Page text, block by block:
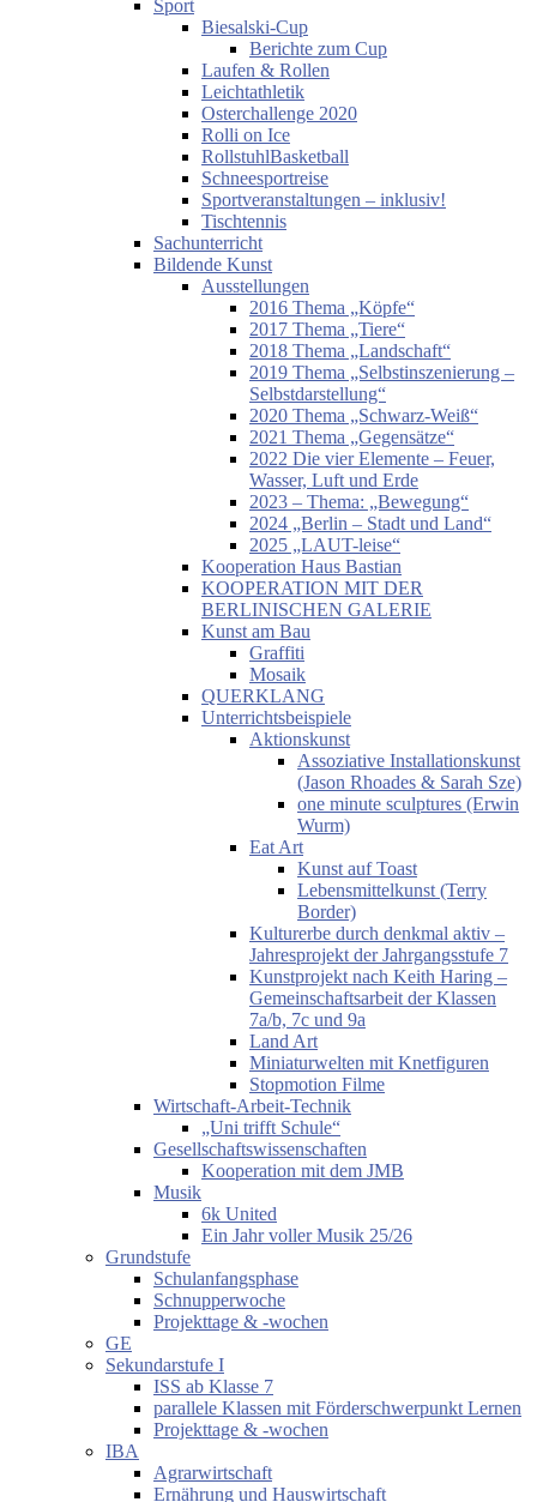
Sport
Biesalski-Cup
Berichte zum Cup
Laufen & Rollen
Leichtathletik
Osterchallenge 2020
Rolli on Ice
RollstuhlBasketball
Schneesportreise
Sportveranstaltungen – inklusiv!
Tischtennis
Sachunterricht
Bildende Kunst
Ausstellungen
2016 Thema „Köpfe“
2017 Thema „Tiere“
2018 Thema „Landschaft“
2019 Thema „Selbstinszenierung –
Selbstdarstellung“
2020 Thema „Schwarz-Weiß“
2021 Thema „Gegensätze“
2022 Die vier Elemente – Feuer,
Wasser, Luft und Erde
2023 – Thema: „Bewegung“
2024 „Berlin – Stadt und Land“
2025 „LAUT-leise“
Kooperation Haus Bastian
KOOPERATION MIT DER
BERLINISCHEN GALERIE
Kunst am Bau
Graffiti
Mosaik
QUERKLANG
Unterrichtsbeispiele
Aktionskunst
Assoziative Installationskunst
(Jason Rhoades & Sarah Sze)
one minute sculptures (Erwin
Wurm)
Eat Art
Kunst auf Toast
Lebensmittelkunst (Terry
Border)
Kulturerbe durch denkmal aktiv –
Jahresprojekt der Jahrgangsstufe 7
Kunstprojekt nach Keith Haring –
Gemeinschaftsarbeit der Klassen
7a/b, 7c und 9a
Land Art
Miniaturwelten mit Knetfiguren
Stopmotion Filme
Wirtschaft-Arbeit-Technik
„Uni trifft Schule“
Gesellschaftswissenschaften
Kooperation mit dem JMB
Musik
6k United
Ein Jahr voller Musik 25/26
Grundstufe
Schulanfangsphase
Schnupperwoche
Projekttage & -wochen
GE
Sekundarstufe I
ISS ab Klasse 7
parallele Klassen mit Förderschwerpunkt Lernen
Projekttage & -wochen
IBA
Agrarwirtschaft
Ernährung und Hauswirtschaft